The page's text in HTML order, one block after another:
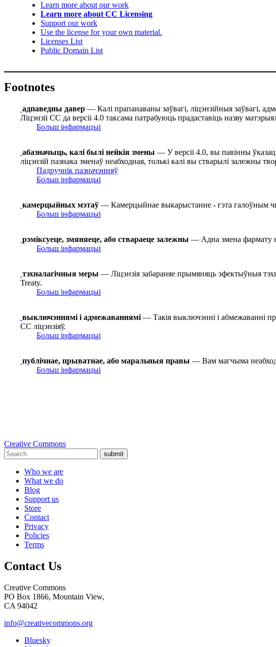
Learn more about our work
Learn more about CC Licensing
Support our work
Use the license for your own material.
Licenses List
Public Domain List
Footnotes
адпаведны давер — Калі прапанаваны заўвагі, ліцэнзійныя заўвагі,
Ліцэнзіі СС да версіі 4.0 таксама патрабуюць прадаставіць назву
Больш інфармацыі
абазначыць, калі былі нейкія змены — У версіі 4.0, вы павінны
ліцэнзій пазнака зменаў неабходная, толькі калі вы стварылі залежны
Падручнік пазначэнняў
Больш інфармацыі
камерцыйных мэтаў — Камерцыйнае выкарыстанне - гэта галоўным
Больш інфармацыі
рэміксуеце, змяняеце, або ствараеце залежны — Адна змена фармату
Больш інфармацыі
тэхналагічныя меры — Ліцэнзія забараняе прымяняць эфектыўныя
Treaty.
Больш інфармацыі
выключэннямі і адмежаваннямі — Такія выключэнні і абмежаванні
СС ліцэнзіяў.
Больш інфармацыі
публічнае, прыватнае, або маральныя правы — Вам магчыма
Больш інфармацыі
Creative Commons
submit
Who we are
What we do
Blog
Support us
Store
Contact
Privacy
Policies
Terms
Contact Us
Creative Commons
PO Box 1866, Mountain View,
CA 94042
info@creativecommons.org
Bluesky